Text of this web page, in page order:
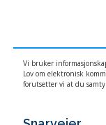
Vi bruker
Lov om elektronisk
forutsetter vi at du